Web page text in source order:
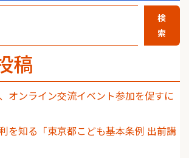
検
索
稿
オンライン交流イベント参加を促すに
を知る「東京都こども基本条例 出前講